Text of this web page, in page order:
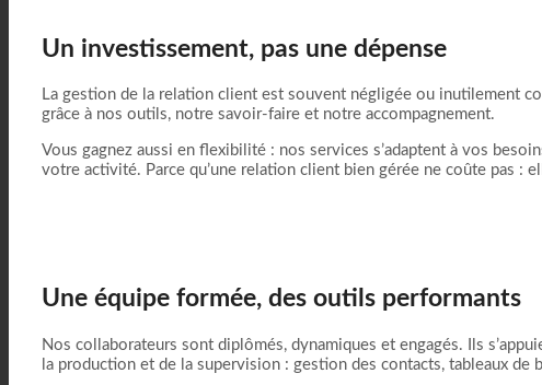
Un investissement, pas une dépense
La gestion de la relation client est souvent négligée ou inutilement
grâce à nos outils, notre savoir-faire et notre accompagnement.
Vous gagnez aussi en flexibilité : nos services s’adaptent à vos
votre activité. Parce qu’une relation client bien gérée ne coûte pas :
Une équipe formée, des outils performants
Nos collaborateurs sont diplômés, dynamiques et engagés. Ils
la production et de la supervision : gestion des contacts, tableaux de